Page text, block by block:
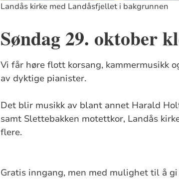
Landås kirke med Landåsfjellet i bakgrunnen
Søndag 29. oktober
Vi får høre flott korsang, kammermusikk
av dyktige pianister.
Det blir musikk av blant annet Harald
samt Slettebakken motettkor, Landås
flere.
Gratis inngang, men med mulighet til å